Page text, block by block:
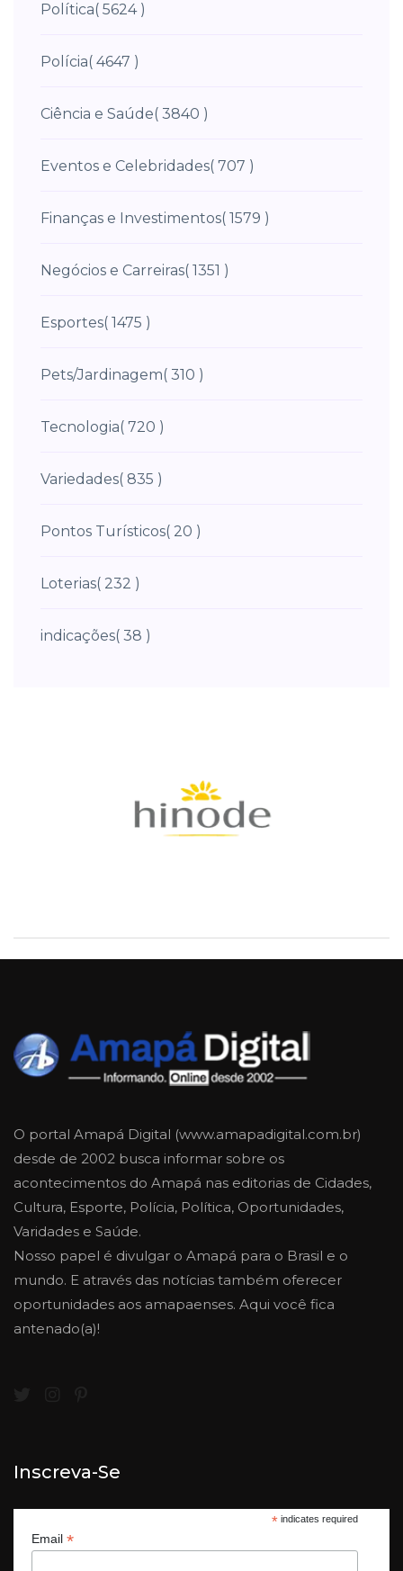
Política( 5624 )
Polícia( 4647 )
Ciência e Saúde( 3840 )
Eventos e Celebridades( 707 )
Finanças e Investimentos( 1579 )
Negócios e Carreiras( 1351 )
Esportes( 1475 )
Pets/Jardinagem( 310 )
Tecnologia( 720 )
Variedades( 835 )
Pontos Turísticos( 20 )
Loterias( 232 )
indicações( 38 )
O portal Amapá Digital (www.amapadigital.com.br)
desde de 2002 busca informar sobre os
acontecimentos do Amapá nas editorias de Cidades,
Cultura, Esporte, Polícia, Política, Oportunidades,
Varidades e Saúde.
Nosso papel é divulgar o Amapá para o Brasil e o
mundo. E através das notícias também oferecer
oportunidades aos amapaenses. Aqui você fica
antenado(a)!
Inscreva-Se
*indicates required
Email *